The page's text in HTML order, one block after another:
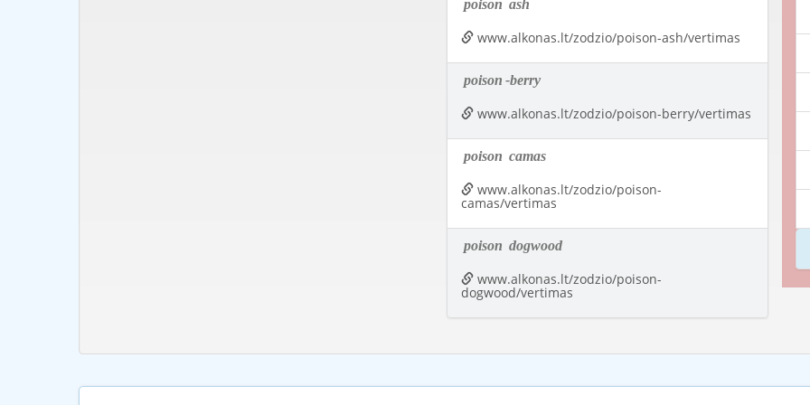
poison ash
www.alkonas.lt/zodzio/poison-ash/vertimas
poison -berry
www.alkonas.lt/zodzio/poison-berry/vertimas
poison camas
www.alkonas.lt/zodzio/poison-
camas/vertimas
poison dogwood
www.alkonas.lt/zodzio/poison-
dogwood/vertimas